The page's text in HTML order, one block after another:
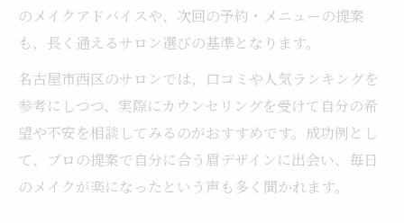
のメイクアドバイスや、次回の予約・メニューの提案
も、長く通えるサロン選びの基準となります。
名古屋市西区のサロンでは、口コミや人気ランキングを
参考にしつつ、実際にカウンセリングを受けて自分の希
望や不安を相談してみるのがおすすめです。成功例とし
て、プロの提案で自分に合う眉デザインに出会い、毎日
のメイクが楽になったという声も多く聞かれます。